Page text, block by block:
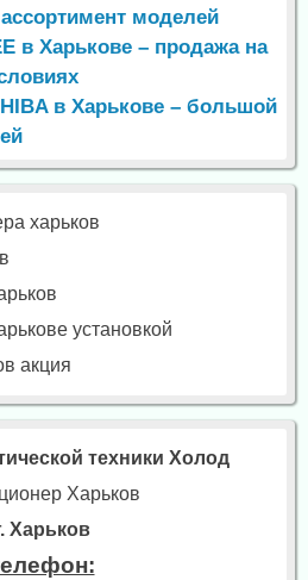
моделей
в Харькове – продажа на
в Харькове – большой
харьков
установкой
акция
техники Холод
Харьков
Харьков